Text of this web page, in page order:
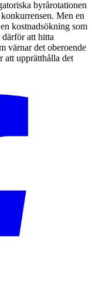
byrårotationen
Men en
kostnadsökning som
att hitta
värnar det oberoende
att upprätthålla det